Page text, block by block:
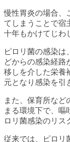
慢性胃炎の場合、
てしまうことで宿
十年もかけてじわ
ピロリ菌の感染は
どからの感染経路
移しを介した栄養
元となり感染を引
また、保育所など
まる環境下で、嘔
ロリ菌感染のリス
従来では、ピロリ